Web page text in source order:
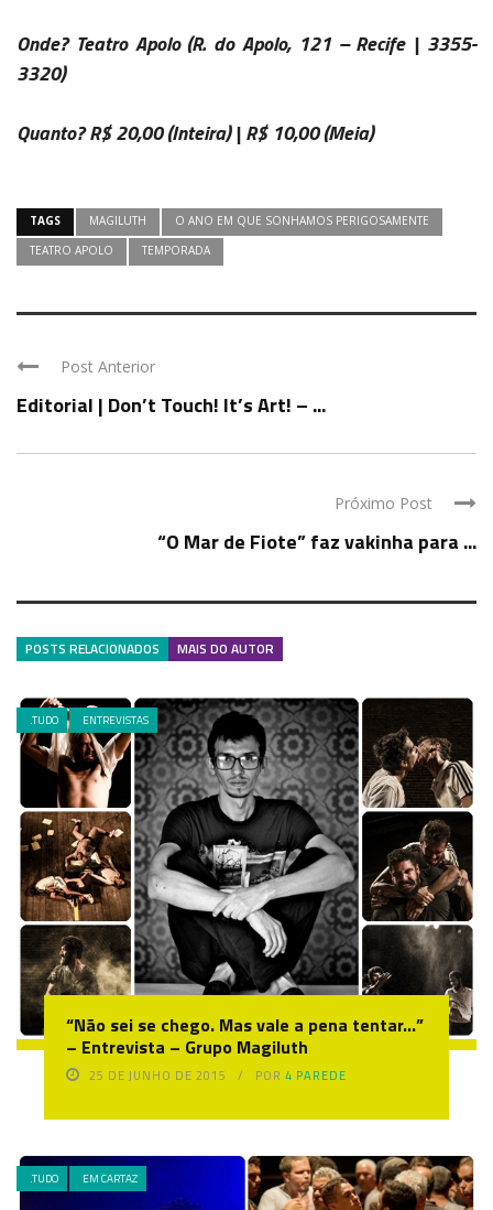
Onde? Teatro Apolo(R. do Apolo, 121 – Recife | 3355-
3320)
Quanto?R$ 20,00(Inteira) |R$ 10,00(Meia)
TAGS MAGILUTH
O ANO EM QUE SONHAMOS PERIGOSAMENTE
TEATRO APOLO
TEMPORADA
Post Anterior
Editorial | Don’t Touch! It’s Art! – ...
Próximo Post
“O Mar de Fiote” faz vakinha para ...
POSTS RELACIONADOS MAIS DO AUTOR
.TUDO ENTREVISTAS
“Não sei se chego. Mas vale a pena tentar…”
– Entrevista – Grupo Magiluth
25 DE JUNHO DE 2015 POR4 PAREDE
.TUDO EM CARTAZ